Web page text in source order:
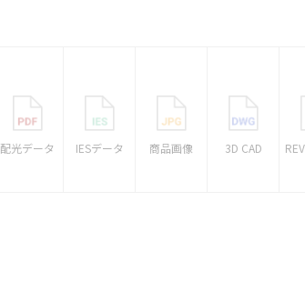
配光データ IESデータ 商品画像 3D CAD